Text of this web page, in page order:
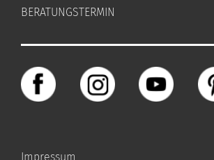
BERATUNGSTERMIN
Impressum